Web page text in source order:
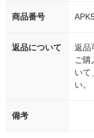
商品番号
返品について
返品
ご購
いて
い。
備考